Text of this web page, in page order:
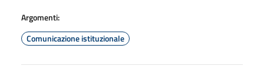
Argomenti:
Comunicazione istituzionale